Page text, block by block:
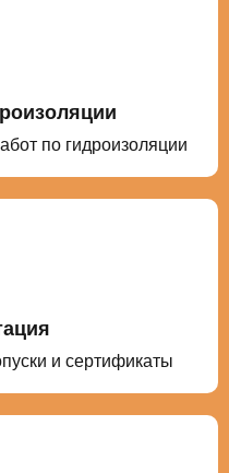
по гидроизоляции
и сертификаты